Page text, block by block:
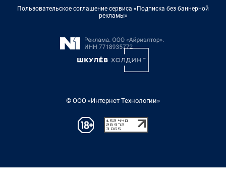
Пользовательское соглашение сервиса «Подписка без баннерной
рекламы»
© ООО «Интернет Технологии»